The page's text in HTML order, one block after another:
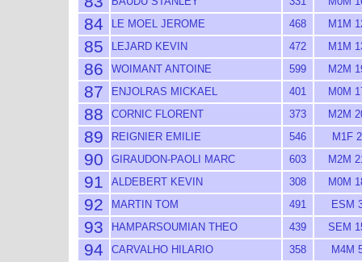
84 LE MOEL JEROME 468 M1M
85 LEJARD KEVIN 472 M1M
86 WOIMANT ANTOINE 599 M2M
87 ENJOLRAS MICKAEL 401 M0M
88 CORNIC FLORENT 373 M2M
89 REIGNIER EMILIE 546 M1F 2
90 GIRAUDON-PAOLI MARC 603 M2M
91 ALDEBERT KEVIN 308 M0M
92 MARTIN TOM 491 ESM
93 HAMPARSOUMIAN THEO 439 SEM
94 CARVALHO HILARIO 358 M4M